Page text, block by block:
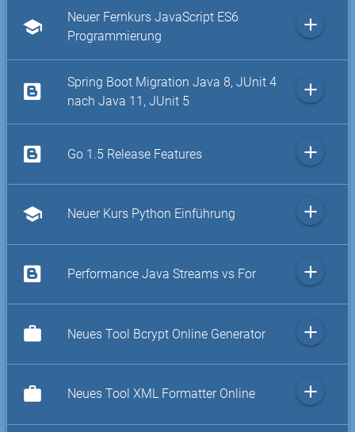
school
Neuer Fernkurs JavaScript ES6
Programmierung
add
Spring Boot Migration Java 8, JUnit 4
nach Java 11, JUnit 5
add
Go 1.5 Release Features add
school Neuer Kurs Python Einführung add
Performance Java Streams vs For add
work Neues Tool Bcrypt Online Generator add
work Neues Tool XML Formatter Online add